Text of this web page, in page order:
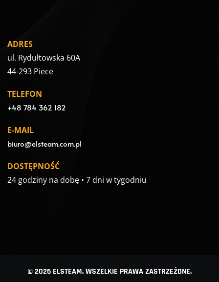
ADRES
ul. Rydułtowska 60A
44-293 Piece
TELEFON
+48 784 362 182
E-MAIL
biuro@elsteam.com.pl
DOSTĘPNOŚĆ
24 godziny na dobę • 7 dni w tygodniu
© 2026 ELSTEAM. WSZELKIE PRAWA ZASTRZEŻONE.